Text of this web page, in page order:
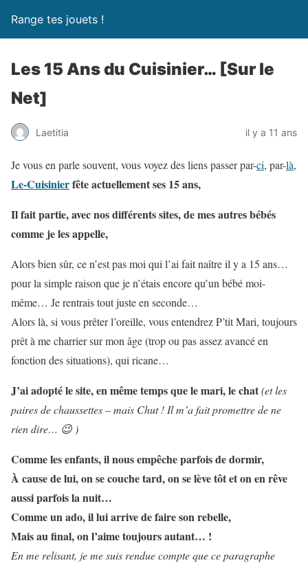
Range tes jouets !
Les 15 Ans du Cuisinier… [Sur le
Net]
Laetitia il y a 11 ans
Je vous en parle souvent, vous voyez des liens passer par-ci, par-là,
Le-Cuisinierfête actuellement ses 15 ans,
Il fait partie, avec nos différents sites, de mes autres bébés
comme je les appelle,
Alors bien sûr, ce n’est pas moi qui l’ai fait naître il y a 15 ans…
pour la simple raison que je n’étais encore qu’un bébé moi-
même… Je rentrais tout juste en seconde…
Alors là, si vous prêter l’oreille, vous entendrez P’tit Mari, toujours
prêt à me charrier sur mon âge (trop ou pas assez avancé en
fonction des situations), qui ricane…
J’ai adopté le site, en même temps que le mari, le chat(et les
paires de chaussettes – mais Chut ! Il m’a fait promettre de ne
rien dire… 😉 )
Comme les enfants, il nous empêche parfois de dormir,
À cause de lui, on se couche tard, on se lève tôt et on en rêve
aussi parfois la nuit…
Comme un ado, il lui arrive de faire son rebelle,
Mais au final, on l’aime toujours autant… !
En me relisant, je me suis rendue compte que ce paragraphe